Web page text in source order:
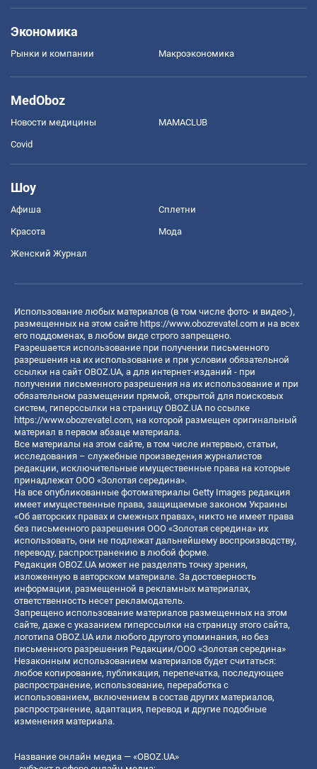
Экономика
Рынки и компании Mакроэкономика
MedOboz
Новости медицины MAMACLUB
Covid
Шоу
Афиша Сплетни
Красота Мода
Женский Журнал
Использование любых материалов (в том числе фото- и видео-),
размещенных на этом сайте https://www.obozrevatel.com и на всех
его поддоменах, в любом виде строго запрещено.
Разрешается использование при получении письменного
разрешения на их использование и при условии обязательной
ссылки на сайт OBOZ.UA, а для интернет-изданий - при
получении письменного разрешения на их использование и при
обязательном размещении прямой, открытой для поисковых
систем, гиперссылки на страницу OBOZ.UA по ссылке
https://www.obozrevatel.com, на которой размещен оригинальный
материал в первом абзаце материала.
Все материалы на этом сайте, в том числе интервью, статьи,
исследования – служебные произведения журналистов
редакции, исключительные имущественные права на которые
принадлежат ООО «Золотая середина».
На все опубликованные фотоматериалы Getty Images редакция
имеет имущественные права, защищаемые законом Украины
«Об авторских правах и смежных правах», никто не имеет права
без письменного разрешения ООО «Золотая середина» их
использовать, они не подлежат дальнейшему воспроизводству,
переводу, распространению в любой форме.
Редакция OBOZ.UA может не разделять точку зрения,
изложенную в авторском материале. За достоверность
информации, размещенной в рекламных материалах,
ответственность несет рекламодатель.
Запрещено использование материалов размещенных на этом
сайте, даже с указанием гиперссылки на страницу этого сайта,
логотипа OBOZ.UA или любого другого упоминания, но без
письменного разрешения Редакции/ООО «Золотая середина»
Незаконным использованием материалов будет считаться:
любое копирование, публикация, перепечатка, последующее
распространение, использование, переработка с
использованием, включением в состав других материалов,
распространение, адаптация, перевод и другие подобные
изменения материала.
Название онлайн медиа — «OBOZ.UA»